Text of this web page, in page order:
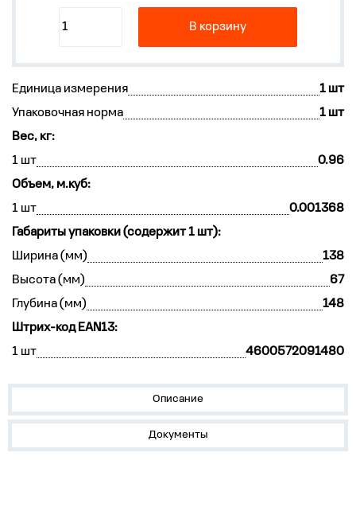
В корзину
Единица измерения
1 шт
Упаковочная норма
1 шт
Вес, кг:
1 шт
0.96
Объем, м.куб:
1 шт
0.001368
Габариты упаковки (содержит 1 шт):
Ширина (мм)
138
Высота (мм)
67
Глубина (мм)
148
Штрих-код EAN13:
1 шт
4600572091480
Описание
Документы